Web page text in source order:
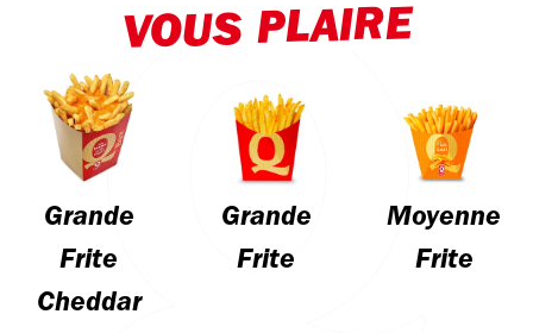
VOUS PLAIRE
Grande
Frite
Cheddar
Grande
Frite
Moyenne
Frite